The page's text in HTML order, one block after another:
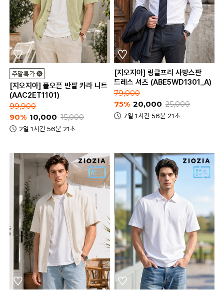
[지오지아] 풀오픈 반팔 카라 니트
(AAC2ET1101)
99,900
90% 10,000 15,000
2일 1시간 56분 21초
[지오지아] 링클프리 사방스판
드레스 셔츠 (ABE5WD1301_A)
79,000
75% 20,000 25,000
7일 1시간 56분 21초